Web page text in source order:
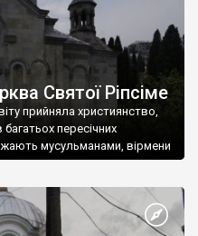
Святої Ріпсіме
прийняла християнство,
пересічних
мусульманами, вірмени